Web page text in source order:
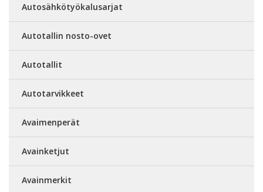
Autosähkötyökalusarjat
Autotallin nosto-ovet
Autotallit
Autotarvikkeet
Avaimenperät
Avainketjut
Avainmerkit